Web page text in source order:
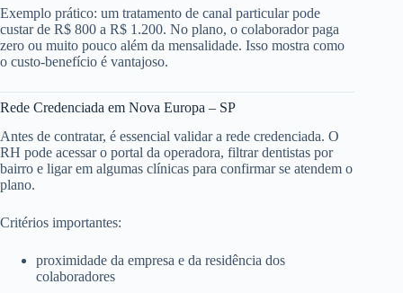
Exemplo prático: um tratamento de canal particular pode
custar de R$ 800 a R$ 1.200. No plano, o colaborador paga
zero ou muito pouco além da mensalidade. Isso mostra como
o custo-benefício é vantajoso.
Rede Credenciada em Nova Europa – SP
Antes de contratar, é essencial validar a rede credenciada. O
RH pode acessar o portal da operadora, filtrar dentistas por
bairro e ligar em algumas clínicas para confirmar se atendem o
plano.
Critérios importantes:
proximidade da empresa e da residência dos
colaboradores